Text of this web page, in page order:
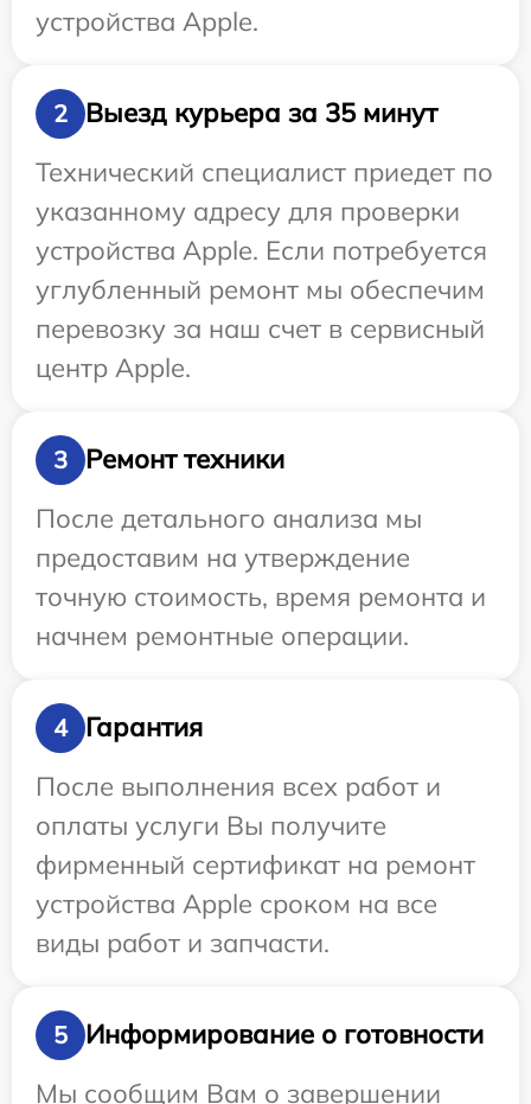
устройства Apple.
2
Выезд курьера за 35 минут
Технический специалист приедет по
указанному адресу для проверки
устройства Apple. Если потребуется
углубленный ремонт мы обеспечим
перевозку за наш счет в сервисный
центр Apple.
3
Ремонт техники
После детального анализа мы
предоставим на утверждение
точную стоимость, время ремонта и
начнем ремонтные операции.
4
Гарантия
После выполнения всех работ и
оплаты услуги Вы получите
фирменный сертификат на ремонт
устройства Apple сроком на все
виды работ и запчасти.
5
Информирование о готовности
Мы сообщим Вам о завершении